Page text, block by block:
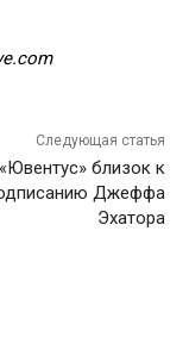
Следующая статья
«Ювентус» близок к
Джеффа
Эхатора